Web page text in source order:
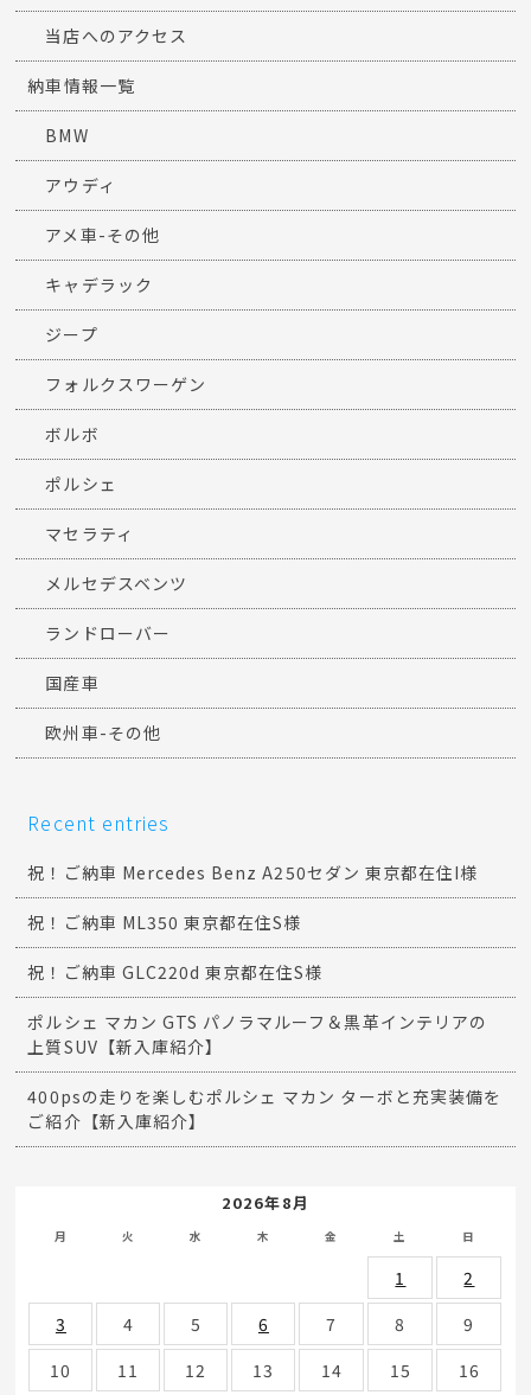
当店へのアクセス
納車情報一覧
BMW
アウディ
アメ車-その他
キャデラック
ジープ
フォルクスワーゲン
ボルボ
ポルシェ
マセラティ
メルセデスベンツ
ランドローバー
国産車
欧州車-その他
Recent entries
祝！ご納車 Mercedes Benz A250セダン 東京都在住I様
祝！ご納車 ML350 東京都在住S様
祝！ご納車 GLC220d 東京都在住S様
ポルシェ マカン GTS パノラマルーフ＆黒革インテリアの
上質SUV【新入庫紹介】
400psの走りを楽しむポルシェ マカン ターボと充実装備を
ご紹介【新入庫紹介】
2026年8月
月 火 水 木 金 土 日
1
2
3
4 5 6 7 8
9
10
11 12 13 14 15 16